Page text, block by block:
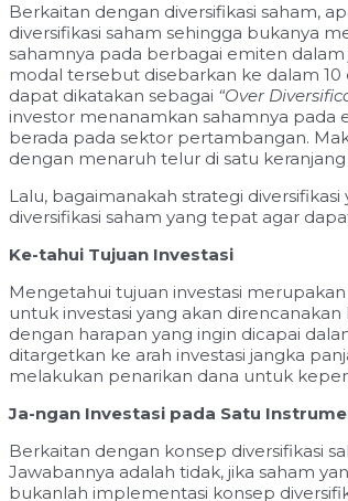
Berkaitan dengan diversifikasi saham,
diversifikasi saham sehingga bukanya
sahamnya pada berbagai emiten
modal tersebut disebarkan ke dalam
dapat dikatakan sebagai “Over
investor menanamkan sahamnya pada
berada pada sektor pertambangan.
dengan menaruh telur di satu
Lalu, bagaimanakah strategi
diversifikasi saham yang tepat agar
Ke-tahui Tujuan Investasi
Mengetahui tujuan investasi
untuk investasi yang akan
dengan harapan yang ingin dicapai
ditargetkan ke arah investasi jangka
melakukan penarikan dana untuk
Ja-ngan Investasi pada Satu
Berkaitan dengan konsep diversifikasi
Jawabannya adalah tidak, jika saham
bukanlah implementasi konsep